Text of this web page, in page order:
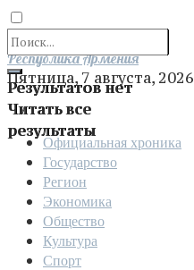
Результатов нет
Читать все
результаты
Отправить
Республика Армения
Пятница, 7 августа, 2026
Официальная хроника
Государство
Регион
Экономика
Общество
Культура
Спорт